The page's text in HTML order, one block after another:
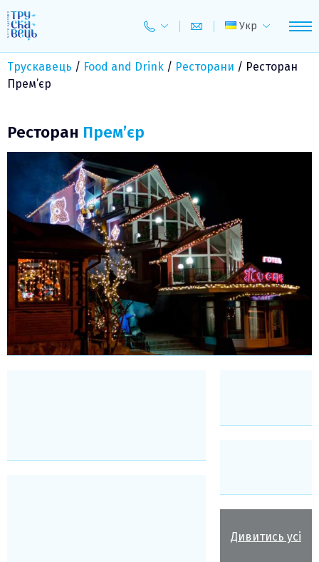
to
content
Укр
Трускавець / Food and Drink / Ресторани / Ресторан
Прем’єр
Ресторан Прем’єр
Дивитись усі